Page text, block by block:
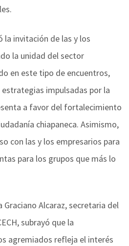
la invitación de las y los
la unidad del sector
en este tipo de encuentros,
impulsadas por la
a favor del fortalecimiento
chiapaneca. Asimismo,
con las y los empresarios para
para los grupos que más lo
Alcaraz, secretaria del
subrayó que la
agremiados refleja el interés